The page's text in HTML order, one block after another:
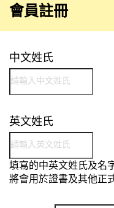
會員註冊
中文姓氏
英文姓氏
填寫的中英文姓氏及名
將會用於證書及其他正